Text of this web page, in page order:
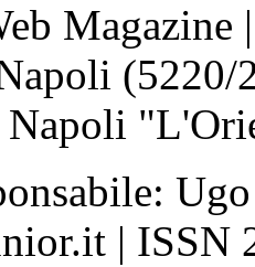
Magazine
| ISSN